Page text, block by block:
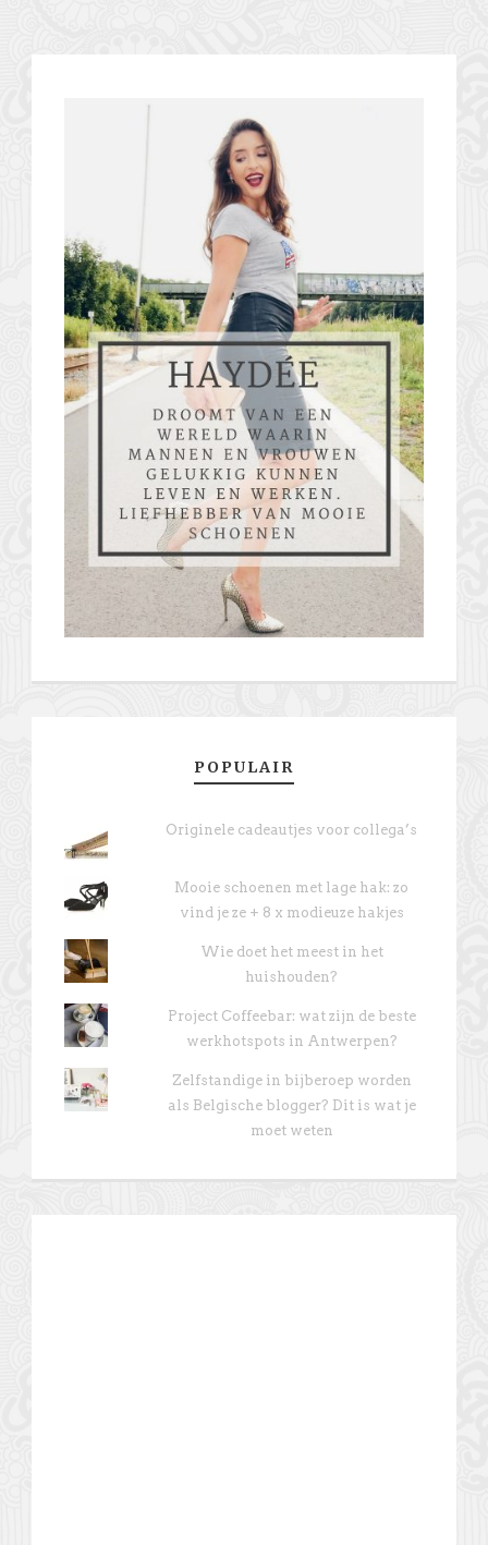
POPULAIR
Originele cadeautjes voor collega’s
Mooie schoenen met lage hak: zo
vind je ze + 8 x modieuze hakjes
Wie doet het meest in het
huishouden?
Project Coffeebar: wat zijn de beste
werkhotspots in Antwerpen?
Zelfstandige in bijberoep worden
als Belgische blogger? Dit is wat je
moet weten